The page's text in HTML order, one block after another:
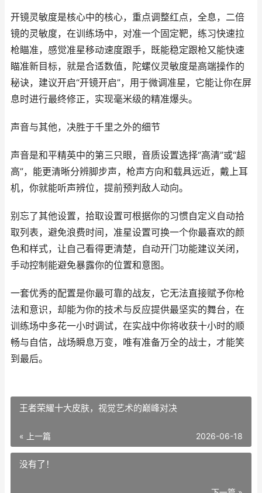
开镜灵敏度是核心中的核心，重点调整红点，全息，二倍
镜的灵敏度，在训练场中，对准一个固定靶，练习快速拉
枪瞄准，感觉准星移动速度跟手，既能稳定跟枪又能快速
瞄准新目标，就是合适数值，陀螺仪灵敏度是高端操作的
秘诀，建议开启“开镜开启”，用于微调准星，它能让你在屏
息时进行最终修正，实现毫米级的精准爆头。
声音与其他，决胜于千里之外的细节
声音是和平精英中的第三只眼，音质设置选择“高清”或“超
高”，能更清晰分辨脚步声，枪声方向和载具远近，戴上耳
机，你就能听声辨位，提前预判敌人动向。
别忘了其他设置，拾取设置可根据你的习惯自定义自动拾
取列表，避免浪费时间，准星设置可换一个你最喜欢的颜
色和样式，让自己看得更清楚，自动开门功能建议关闭，
手动控制能避免暴露你的位置和意图。
一套优秀的配置是你最可靠的战友，它无法直接赋予你枪
法和意识，却能为你的技术与反应提供最坚实的舞台，在
训练场中多花一小时调试，在实战中你将收获十小时的顺
畅与自信，战场瞬息万变，唯有准备万全的战士，才能笑
到最后。
王者荣耀十大皮肤，视觉艺术的巅峰对决
« 上一篇 2026-06-18
没有了！